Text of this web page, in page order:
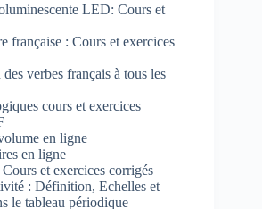
LED: Cours et
française : Cours et exercices
verbes français à tous les
cours et exercices
en ligne
en ligne
et exercices corrigés
: Définition, Echelles et
le tableau périodique